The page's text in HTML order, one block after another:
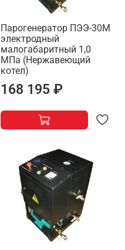
Парогенератор ПЭЭ-30М
электродный
малогабаритный 1,0
МПа (Нержавеющий
котел)
168 195 ₽